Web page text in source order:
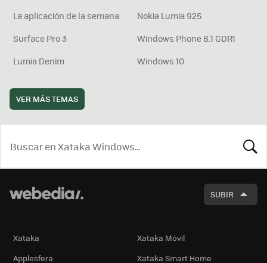
La aplicación de la semana
Nokia Lumia 925
Surface Pro 3
Windows Phone 8.1 GDR1
Lumia Denim
Windows 10
VER MÁS TEMAS
SUBIR
Xataka
Xataka Móvil
Applesfera
Xataka Smart Home